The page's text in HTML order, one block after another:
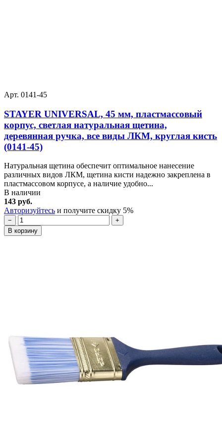
Арт. 0141-45
STAYER UNIVERSAL, 45 мм, пластмассовый
корпус, светлая натуральная щетина,
деревянная ручка, все виды ЛКМ, круглая кисть
(0141-45)
Натуральная щетина обеспечит оптимальное нанесение
различных видов ЛКМ, щетина кисти надежно закреплена в
пластмассовом корпусе, а наличие удобно...
В наличии
143 руб.
Авторизуйтесь и получите скидку 5%
−
+
В корзину